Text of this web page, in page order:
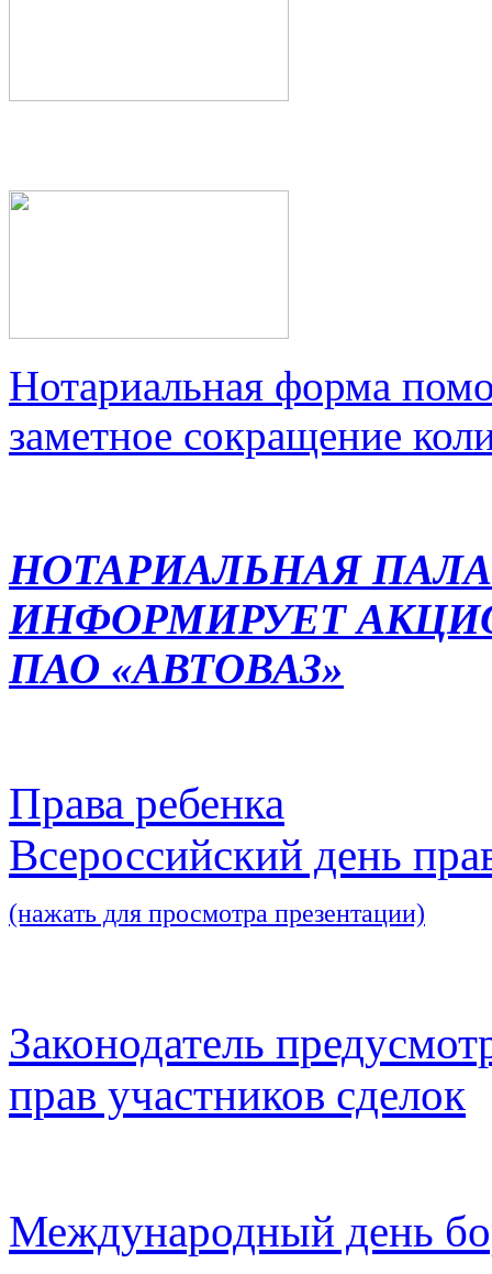
Нотариальная форма
заметное сокращение
НОТАРИАЛЬНАЯ
ИНФОРМИРУЕТ
ПАО «АВТОВАЗ»
Права ребенка
Всероссийский день
(нажать для просмотра презентации)
Законодатель
прав участников сделок
Международный день